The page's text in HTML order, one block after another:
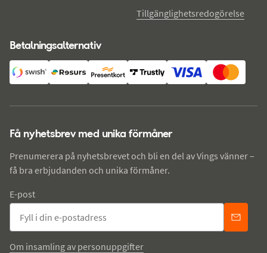
Tillgänglighetsredogörelse
Betalningsalternativ
Få nyhetsbrev med unika förmåner
Prenumerera på nyhetsbrevet och bli en del av Vings vänner –
få bra erbjudanden och unika förmåner.
E-post
Om insamling av personuppgifter